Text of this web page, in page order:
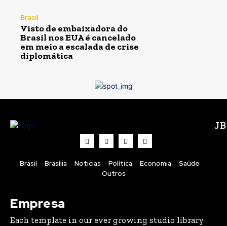
Brasil
Visto de embaixadora do
Brasil nos EUA é cancelado
em meio a escalada de crise
diplomática
Brasil Brasília Noticias Política Economia
Saúde
Outros
Empresa
Each template in our ever growing studio library